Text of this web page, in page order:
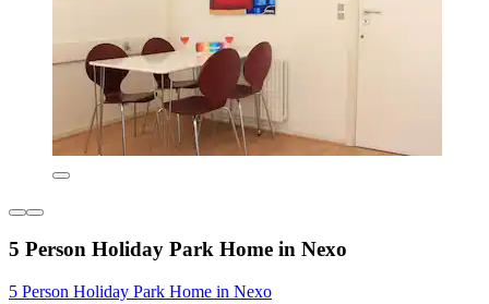
5 Person Holiday Park Home in Nexo
5 Person Holiday Park Home in Nexo